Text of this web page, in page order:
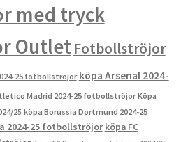
med tryck
OutletFotbollströjor
25 fotbollströjor köpa Arsenal 2024-
Madrid 2024-25 fotbollströjor Köpa
25 köpa Borussia Dortmund 2024-25
2024-25 fotbollströjor köpa FC